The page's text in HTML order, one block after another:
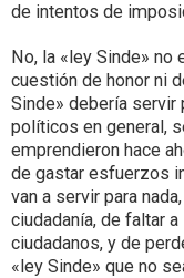
de intentos de
No, la «ley Sinde» no
cuestión de honor ni
Sinde» debería servir
políticos en general,
emprendieron hace
de gastar esfuerzos
van a servir para
ciudadanía, de faltar
ciudadanos, y de
«ley Sinde» que no